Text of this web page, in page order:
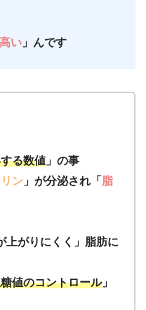
高い 」んです
る数値 」の事
ン 」が分泌され「 脂
上がりにくく」脂肪に
値のコントロール」